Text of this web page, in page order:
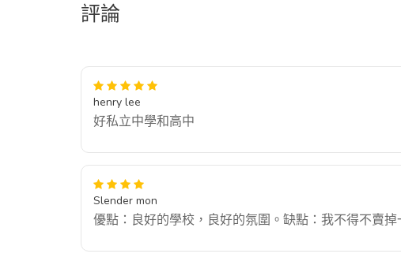
評論
henry lee
好私立中學和高中
Slender mon
優點：良好的學校，良好的氛圍。缺點：我不得不賣